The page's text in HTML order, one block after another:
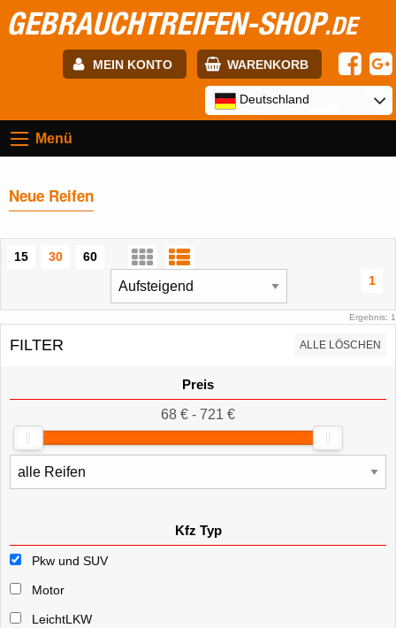
GEBRAUCHTREIFEN-SHOP.DE
MEIN KONTO WARENKORB
Passwort:
Deutschland
Menü
Neue Reifen
15 30
60
1
Ergebnis: 1
FILTER ALLE LÖSCHEN
Preis
68 € - 721 €
Kfz Typ
Pkw und SUV
Motor
LeichtLKW